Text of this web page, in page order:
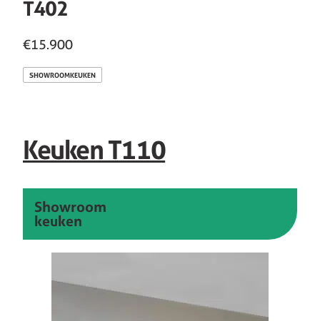
T402
€15.900
SHOWROOMKEUKEN
Keuken T110
Showroom
keuken